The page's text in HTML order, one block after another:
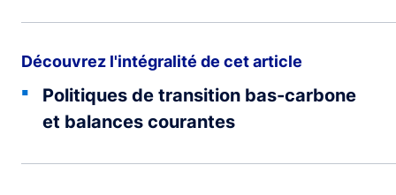
Découvrez l'intégralité de cet article
Politiques de transition bas-carbone
et balances courantes